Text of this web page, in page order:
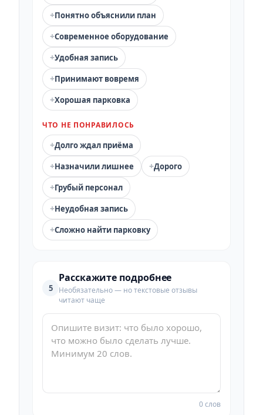
+Понятно объяснили план
+Современное оборудование
+Удобная запись
+Принимают вовремя
+Хорошая парковка
ЧТО НЕ ПОНРАВИЛОСЬ
+Долго ждал приёма
+Назначили лишнее +Дорого
+Грубый персонал
+Неудобная запись
+Сложно найти парковку
5
Расскажите подробнее
Необязательно — но текстовые отзывы
читают чаще
0 слов